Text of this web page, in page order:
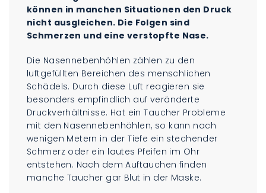
können in manchen Situationen den Druck
nicht ausgleichen. Die Folgen sind
Schmerzen und eine verstopfte Nase.
Die Nasennebenhöhlen zählen zu den
luftgefüllten Bereichen des menschlichen
Schädels. Durch diese Luft reagieren sie
besonders empfindlich auf veränderte
Druckverhältnisse. Hat ein Taucher Probleme
mit den Nasennebenhöhlen, so kann nach
wenigen Metern in der Tiefe ein stechender
Schmerz oder ein lautes Pfeifen im Ohr
entstehen. Nach dem Auftauchen finden
manche Taucher gar Blut in der Maske.